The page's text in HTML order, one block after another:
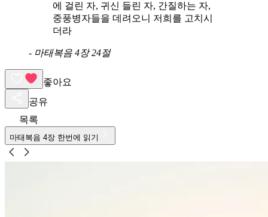
에 걸린 자, 귀신 들린 자, 간질하는 자,
중풍병자들을 데려오니 저희를 고치시
더라
- 마태복음 4장 24절
좋아요
공유
목록
마태복음 4장 한번에 읽기